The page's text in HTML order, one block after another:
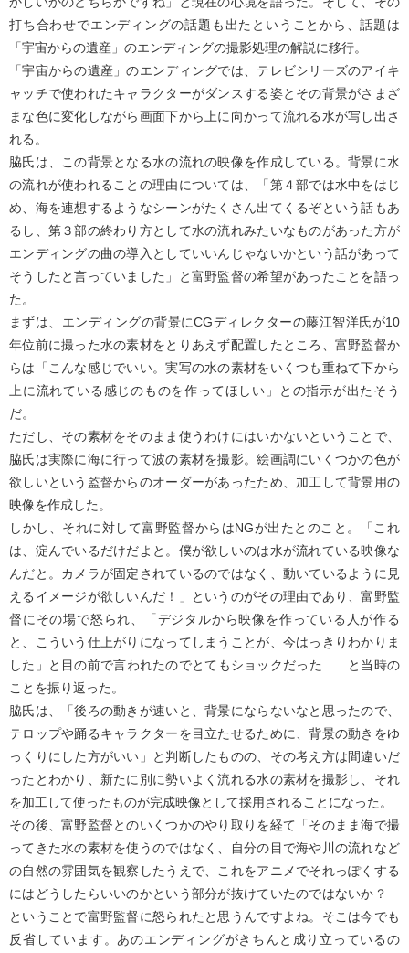
打ち合わせでエンディングの話題も出たということから、話題は
「宇宙からの遺産」のエンディングの撮影処理の解説に移行。
「宇宙からの遺産」のエンディングでは、テレビシリーズのアイキ
ャッチで使われたキャラクターがダンスする姿とその背景がさまざ
まな色に変化しながら画面下から上に向かって流れる水が写し出さ
れる。
脇氏は、この背景となる水の流れの映像を作成している。背景に水
の流れが使われることの理由については、「第４部では水中をはじ
め、海を連想するようなシーンがたくさん出てくるぞという話もあ
るし、第３部の終わり方として水の流れみたいなものがあった方が
エンディングの曲の導入としていいんじゃないかという話があって
そうしたと言っていました」と富野監督の希望があったことを語っ
た。
まずは、エンディングの背景にCGディレクターの藤江智洋氏が10
年位前に撮った水の素材をとりあえず配置したところ、富野監督か
らは「こんな感じでいい。実写の水の素材をいくつも重ねて下から
上に流れている感じのものを作ってほしい」との指示が出たそう
だ。
ただし、その素材をそのまま使うわけにはいかないということで、
脇氏は実際に海に行って波の素材を撮影。絵画調にいくつかの色が
欲しいという監督からのオーダーがあったため、加工して背景用の
映像を作成した。
しかし、それに対して富野監督からはNGが出たとのこと。「これ
は、淀んでいるだけだよと。僕が欲しいのは水が流れている映像な
んだと。カメラが固定されているのではなく、動いているように見
えるイメージが欲しいんだ！」というのがその理由であり、富野監
督にその場で怒られ、「デジタルから映像を作っている人が作る
と、こういう仕上がりになってしまうことが、今はっきりわかりま
した」と目の前で言われたのでとてもショックだった……と当時の
ことを振り返った。
脇氏は、「後ろの動きが速いと、背景にならないなと思ったので、
テロップや踊るキャラクターを目立たせるために、背景の動きをゆ
っくりにした方がいい」と判断したものの、その考え方は間違いだ
ったとわかり、新たに別に勢いよく流れる水の素材を撮影し、それ
を加工して使ったものが完成映像として採用されることになった。
その後、富野監督とのいくつかのやり取りを経て「そのまま海で撮
ってきた水の素材を使うのではなく、自分の目で海や川の流れなど
の自然の雰囲気を観察したうえで、これをアニメでそれっぽくする
にはどうしたらいいのかという部分が抜けていたのではないか？
ということで富野監督に怒られたと思うんですよね。そこは今でも
反省しています。あのエンディングがきちんと成り立っているの